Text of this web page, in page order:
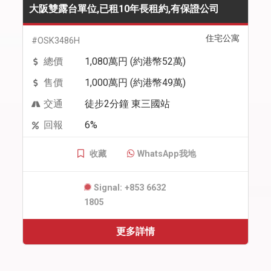
大阪雙露台單位,已租10年長租約,有保證公司
住宅公寓
#OSK3486H
總價
1,080萬円 (約港幣52萬)
售價
1,000萬円 (約港幣49萬)
交通
徒步2分鐘 東三國站
回報
6%
收藏 WhatsApp我地
Signal: +853 6632
1805
更多詳情